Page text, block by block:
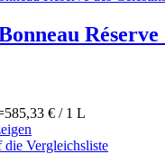
Réserve
585,33 € / 1 L
die Vergleichsliste